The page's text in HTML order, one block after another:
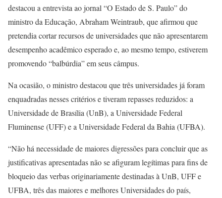
destacou a entrevista ao jornal “O Estado de S. Paulo” do
ministro da Educação, Abraham Weintraub, que afirmou que
pretendia cortar recursos de universidades que não apresentarem
desempenho acadêmico esperado e, ao mesmo tempo, estiverem
promovendo “balbúrdia” em seus câmpus.
Na ocasião, o ministro destacou que três universidades já foram
enquadradas nesses critérios e tiveram repasses reduzidos: a
Universidade de Brasília (UnB), a Universidade Federal
Fluminense (UFF) e a Universidade Federal da Bahia (UFBA).
“Não há necessidade de maiores digressões para concluir que as
justificativas apresentadas não se afiguram legítimas para fins de
bloqueio das verbas originariamente destinadas à UnB, UFF e
UFBA, três das maiores e melhores Universidades do país,